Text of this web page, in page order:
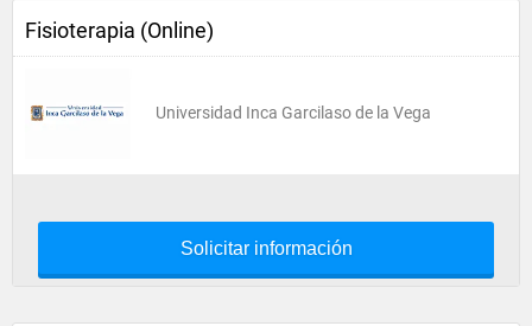
Fisioterapia (Online)
Universidad Inca Garcilaso de la Vega
Solicitar información